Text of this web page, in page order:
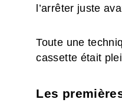
l’arrêter juste
Toute une
cassette était
Les